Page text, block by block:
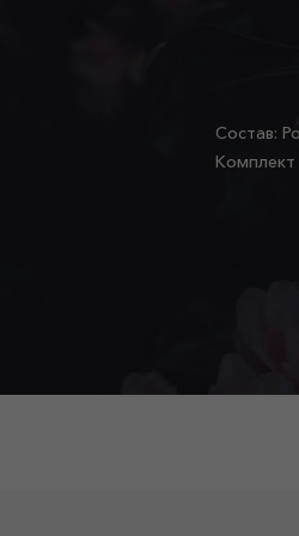
Состав: